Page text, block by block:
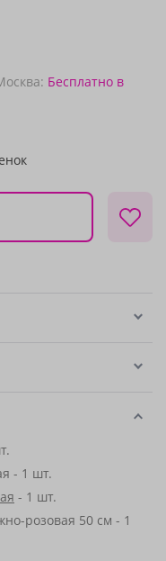
Бесплатно в
- 1 шт.
- 1 шт.
розовая 50 см - 1